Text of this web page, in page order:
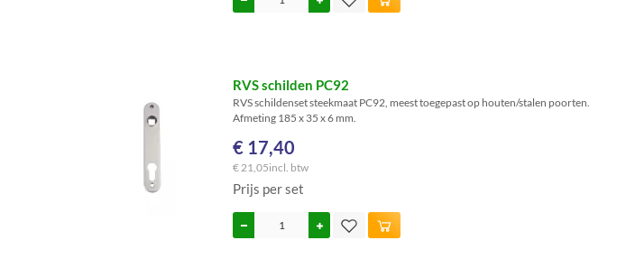
RVS schilden PC92
RVS schildenset steekmaat PC92, meest toegepast op houten/stalen poorten.
Afmeting 185 x 35 x 6 mm.
€ 17,40
€ 21,05incl. btw
Prijs per set